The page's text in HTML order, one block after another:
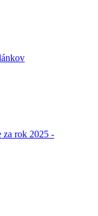
za rok 2025 -